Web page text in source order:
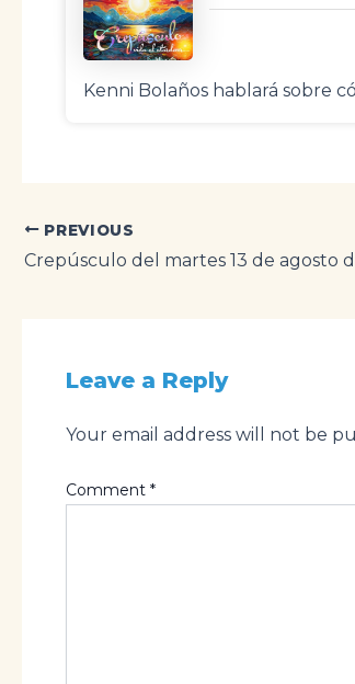
Kenni Bolaños hablará sobre
Post
navigation
PREVIOUS
Crepúsculo del martes 13 de agosto
Leave a Reply
Your email address will not be
Comment *